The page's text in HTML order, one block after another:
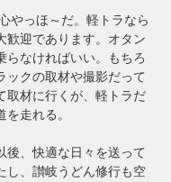
やっほ～だ。軽トラなら
歓迎であります。オタン
らなければいい。もちろ
ックの取材や撮影だって
取材に行くが、軽トラだ
走れる。
後、快適な日々を送って
し、讃岐うどん修行も空